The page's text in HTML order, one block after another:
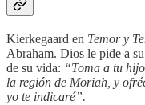
Kierkegaard en Temor y
Abraham. Dios le pide a
de su vida: “Toma a tu
la región de Moriah, y
yo te indicaré”.